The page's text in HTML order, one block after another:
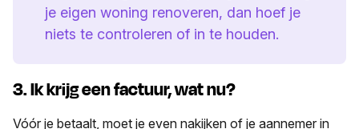
je eigen woning renoveren, dan hoef je
niets te controleren of in te houden.
3. Ik krijg een factuur, wat nu?
Vóór je betaalt, moet je even nakijken of je aannemer in